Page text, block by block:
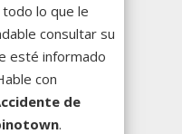
lo que le
consultar su
esté informado
con
de
.